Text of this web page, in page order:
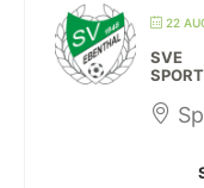
22
SVE